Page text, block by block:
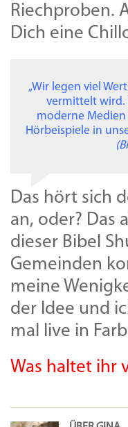
Riechproben.
Dich eine
„Wir legen viel
vermittelt wird.
moderne
Hörbeispiele in
Das hört sich
an, oder? Das
dieser Bibel
Gemeinden
meine
der Idee und
mal live in
Was haltet ihr